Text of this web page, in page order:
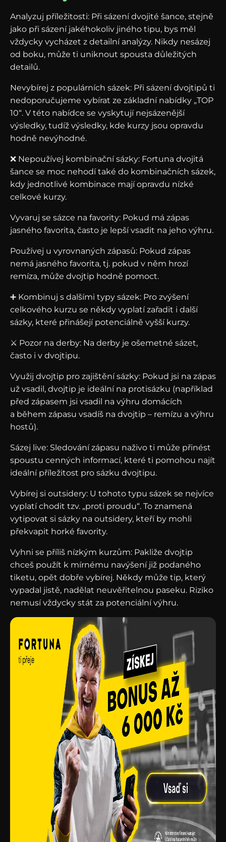
Analyzuj příležitosti: Při sázení dvojité šance, stejně
jako při sázení jakéhokoliv jiného tipu, bys měl
vždycky vycházet z detailní analýzy. Nikdy nesázej
od boku, může ti uniknout spousta důležitých
detailů.
Nevybírej z populárních sázek: Při sázení dvojtipů ti
nedoporučujeme vybírat ze základní nabídky „TOP
10“. V této nabídce se vyskytují nejsázenější
výsledky, tudíž výsledky, kde kurzy jsou opravdu
hodně nevýhodné.
❌ Nepoužívej kombinační sázky: Fortuna dvojitá
šance se moc nehodí také do kombinačních sázek,
kdy jednotlivé kombinace mají opravdu nízké
celkové kurzy.
Vyvaruj se sázce na favority: Pokud má zápas
jasného favorita, často je lepší vsadit na jeho výhru.
Používej u vyrovnaných zápasů: Pokud zápas
nemá jasného favorita, tj. pokud v něm hrozí
remíza, může dvojtip hodně pomoct.
➕ Kombinuj s dalšími typy sázek: Pro zvýšení
celkového kurzu se někdy vyplatí zařadit i další
sázky, které přinášejí potenciálně vyšší kurzy.
⚔️ Pozor na derby: Na derby je ošemetné sázet,
často i v dvojtipu.
Využij dvojtip pro zajištění sázky: Pokud jsi na zápas
už vsadil, dvojtip je ideální na protisázku (například
před zápasem jsi vsadil na výhru domácích
a během zápasu vsadíš na dvojtip – remízu a výhru
hostů).
Sázej live: Sledování zápasu naživo ti může přinést
spoustu cenných informací, které ti pomohou najít
ideální příležitost pro sázku dvojtipu.
Vybírej si outsidery: U tohoto typu sázek se nejvíce
vyplatí chodit tzv. „proti proudu“. To znamená
vytipovat si sázky na outsidery, kteří by mohli
překvapit horké favority.
Vyhni se příliš nízkým kurzům: Pakliže dvojtip
chceš použít k mírnému navýšení již podaného
tiketu, opět dobře vybírej. Někdy může tip, který
vypadal jistě, nadělat neuvěřitelnou paseku. Riziko
nemusí vždycky stát za potenciální výhru.